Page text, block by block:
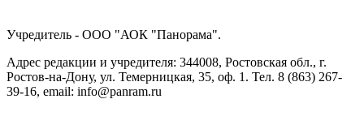
Учредитель - ООО "АОК "Панорама".
Адрес редакции и учредителя: 344008, Ростовская обл., г.
Ростов-на-Дону, ул. Темерницкая, 35, оф. 1. Тел. 8 (863) 267-
39-16, email: info@panram.ru